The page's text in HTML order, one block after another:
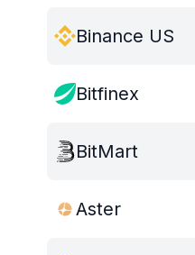
Binance US
Bitfinex
BitMart
Aster